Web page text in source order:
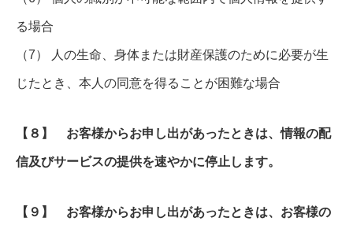
る場合
（7） 人の生命、身体または財産保護のために必要が生
じたとき、本人の同意を得ることが困難な場合
【８】 お客様からお申し出があったときは、情報の配
信及びサービスの提供を速やかに停止します。
【９】 お客様からお申し出があったときは、お客様の